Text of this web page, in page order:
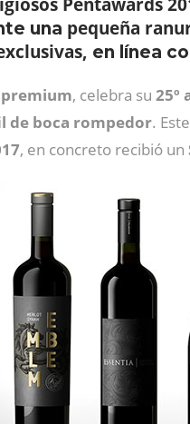
una pequeña
en línea
, celebra su 25º
de boca rompedor.
, en concreto recibió un